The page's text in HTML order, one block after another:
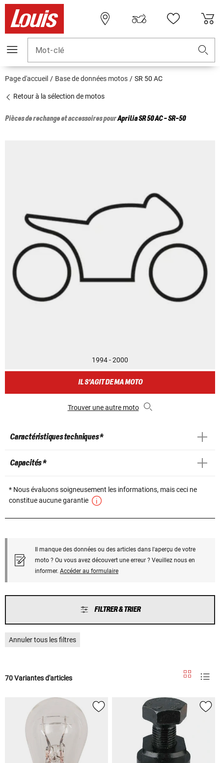
Mot-clé
Page d'accueil Base de données motos SR 50 AC
Retour à la sélection de motos
Pièces de rechange et accessoires pourApriliaSR 50 AC - SR-50
1994 - 2000
IL S'AGIT DE MA MOTO
Trouver une autre moto
Caractéristiques techniques *
Capacités *
* Nous évaluons soigneusement les informations, mais ceci ne
constitue aucune garantie
Il manque des données ou des articles dans l'aperçu de votre
moto ? Ou vous avez découvert une erreur ? Veuillez nous en
informer. Accéder au formulaire
FILTRER & TRIER
Annuler tous les filtres
70 Variantes d'articles